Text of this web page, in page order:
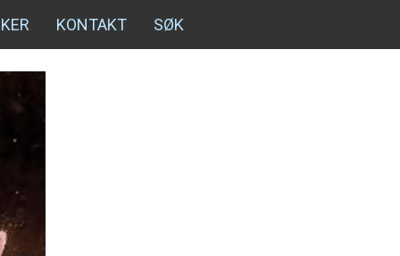
KONTAKT SØK